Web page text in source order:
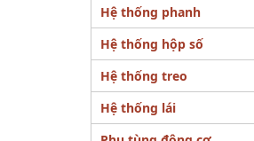
Hệ thống phanh
Hệ thống hộp số
Hệ thống treo
Hệ thống lái